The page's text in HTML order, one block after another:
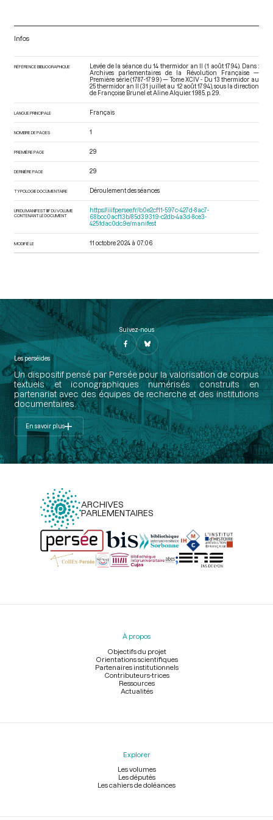
Infos
RÉFÉRENCE BIBLIOGRAPHIQUE
Levée de la séance du 14 thermidor an II (1 août 1794). Dans :
Archives parlementaires de la Révolution Française —
Première série (1787-1799) — Tome XCIV - Du 13 thermidor au
25 thermidor an II (31 juillet au 12 août 1794), sous la direction
de Françoise Brunel et Aline Alquier. 1985. p. 29.
LANGUE PRINCIPALE Français
NOMBRE DE PAGES 1
PREMIÈRE PAGE 29
DERNIÈRE PAGE 29
TYPOLOGIE DOCUMENTAIRE Déroulement des séances
URI DU MANIFEST IIIF DU VOLUME
CONTENANT LE DOCUMENT
https://iiif.persee.fr/b0e2cf11-597c-427d-8ac7-
68bcc0acf13b/85d39319-c2db-4a3d-8ce3-
4251dac0dc9e/manifest
MODIFIÉ LE 11 octobre 2024 à 07:06
Suivez-nous
Les perséides
Un dispositif pensé par Persée pour la valorisation de corpus
textuels et iconographiques numérisés construits en
partenariat avec des équipes de recherche et des institutions
documentaires.
En savoir plus
ARCHIVES
PARLEMENTAIRES
Menu
À propos
Objectifs du projet
Orientations scientifiques
Partenaires institutionnels
Contributeurs-trices
Ressources
Actualités
Explorer
Les volumes
Les députés
Les cahiers de doléances